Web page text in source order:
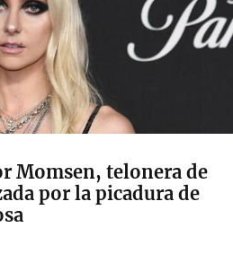
Momsen, telonera de
por la picadura de